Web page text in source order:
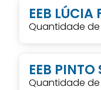
EEB LÚCIA
Quantidade de
EEB
Quantidade de